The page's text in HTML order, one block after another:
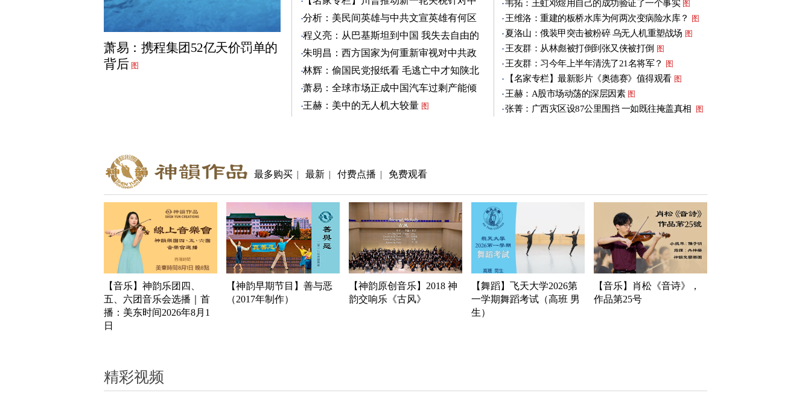
萧易：携程集团52亿天价罚单的
背后 图
共 图
分析：美民间英雄与中共文宣英雄有何区
别 图
程义亮：从巴基斯坦到中国 我失去自由的
两年
朱明昌：西方国家为何重新审视对中共政
策？
图
林辉：偷国民党报纸看 毛逃亡中才知陕北
有刘志丹 图
萧易：全球市场正成中国汽车过剩产能倾
销地
图
王赫：美中的无人机大较量 图
韦拓：王虹邓煜用自己的成功验证了一个事实 图
王维洛：重建的板桥水库为何两次变病险水库？ 图
夏洛山：俄装甲突击被粉碎 乌无人机重塑战场 图
王友群：从林彪被打倒到张又侠被打倒 图
王友群：习今年上半年清洗了21名将军？ 图
【名家专栏】最新影片《奥德赛》值得观看 图
王赫：A股市场动荡的深层因素 图
张菁：广西灾区设87公里围挡 一如既往掩盖真相 图
最多购买 | 最新 | 付费点播 | 免费观看
【音乐】神韵乐团四、
五、六团音乐会选播｜首
播：美东时间2026年8月1
日
【神韵早期节目】善与恶
（2017年制作）
【神韵原创音乐】2018 神
韵交响乐《古风》
【舞蹈】飞天大学2026第
一学期舞蹈考试（高班 男
生）
【音乐】肖松《音诗》，
作品第25号
精彩视频